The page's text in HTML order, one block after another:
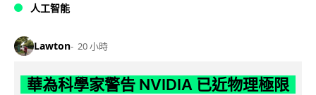
人工智能
Lawton 20 小時
華為科學家警告 NVIDIA 已近物理極限